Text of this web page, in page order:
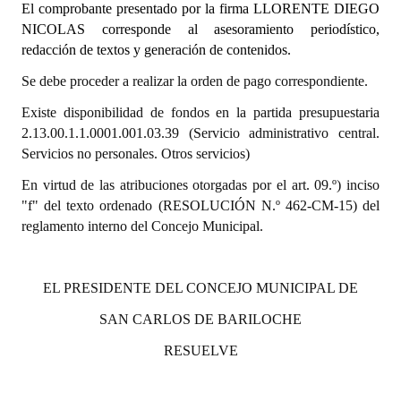
Digesto
Informes de Gestión
Proyectos Presentados
Dictámenes Asesoría Letrada
Informes de Unidad Coordinadora
Ejecución Presupuestaria
El comprobante presentado por la firma LLORENTE DIEGO
NICOLAS corresponde al asesoramiento periodístico,
redacción de textos y generación de contenidos.
Se debe proceder a realizar la orden de pago correspondiente.
Existe disponibilidad de fondos en la partida presupuestaria
2.13.00.1.1.0001.001.03.39 (Servicio administrativo central.
Servicios no personales. Otros servicios)
En virtud de las atribuciones otorgadas por el art. 09.º) inciso
"f" del texto ordenado (RESOLUCIÓN N.º 462-CM-15) del
reglamento interno del Concejo Municipal.
EL PRESIDENTE DEL CONCEJO MUNICIPAL DE
SAN CARLOS DE BARILOCHE
RESUELVE